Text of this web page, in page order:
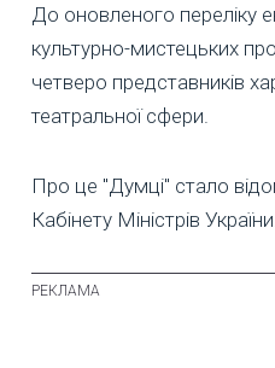
До оновленого переліку
культурно-мистецьких
четверо представників
театральної сфери.
Про це "Думці" стало
Кабінету Міністрів